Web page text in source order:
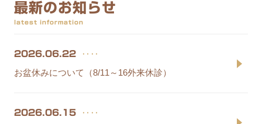
最新のお知らせ
latest information
2026.06.22
‥‥
お盆休みについて（8/11～16外来休診）
2026.06.15
‥‥